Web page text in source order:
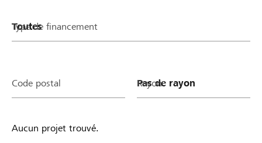
Type de financement
Code postal Rayon
Aucun projet trouvé.